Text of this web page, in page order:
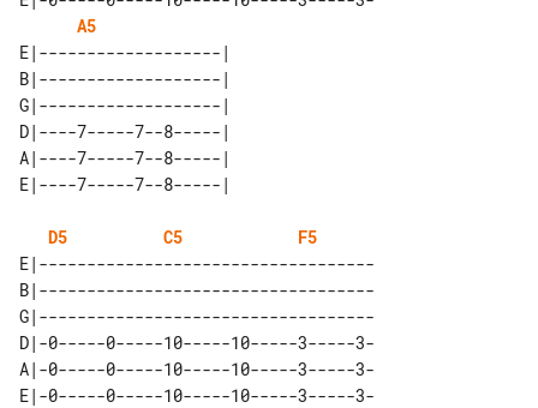
A5
E|-------------------|
B|-------------------|
G|-------------------|
D|----7-----7--8-----|
A|----7-----7--8-----|
D5 C5
F5
E|-----------------------------------
B|-----------------------------------
G|-----------------------------------
D|-0-----0-----10-----10-----3-----3-
A|-0-----0-----10-----10-----3-----3-
E|-0-----0-----10-----10-----3-----3-